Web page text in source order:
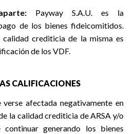
Payway S.A.U. es la
de los bienes fideicomitidos.
calidad crediticia de la misma es
de los VDF.
CALIFICACIONES
afectada negativamente en
la calidad crediticia de ARSA y/o
generando los bienes